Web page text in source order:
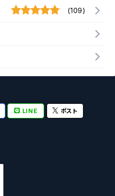
(109)
LINE ポスト